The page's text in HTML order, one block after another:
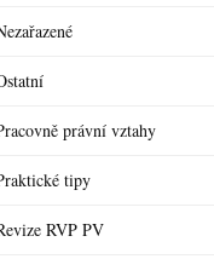
právní vztahy
tipy
RVP PV